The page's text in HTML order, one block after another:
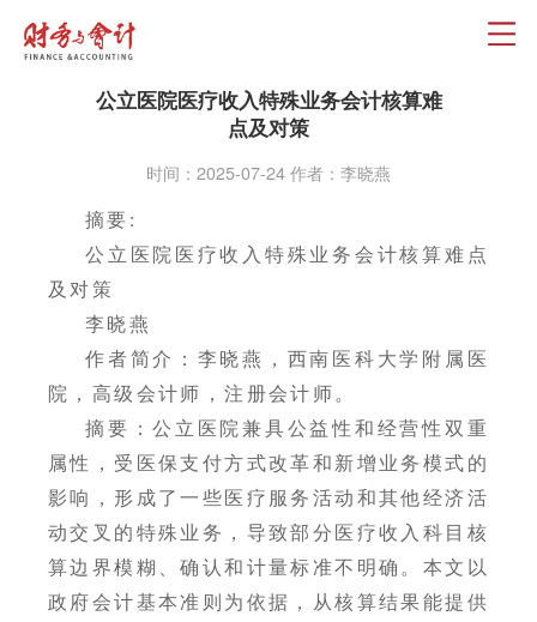
公立医院医疗收入特殊业务会计核算难
点及对策
时间：2025-07-24 作者：李晓燕
摘要:
公立医院医疗收入特殊业务会计核算难点
及对策
李晓燕
作者简介：李晓燕，西南医科大学附属医
院，高级会计师，注册会计师。
摘要：公立医院兼具公益性和经营性双重
属性，受医保支付方式改革和新增业务模式的
影响，形成了一些医疗服务活动和其他经济活
动交叉的特殊业务，导致部分医疗收入科目核
算边界模糊、确认和计量标准不明确。本文以
政府会计基本准则为依据，从核算结果能提供